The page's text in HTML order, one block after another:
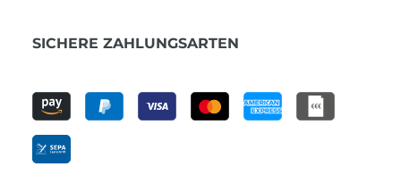
SICHERE ZAHLUNGSARTEN